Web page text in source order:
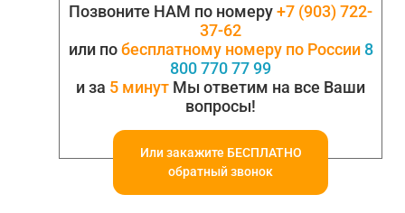
Позвоните НАМ по номеру+7 (903) 722-
37-62
или побесплатному номеру по России 8
800 770 77 99
и за 5 минут Мы ответим на все Ваши
вопросы!
Или закажите БЕСПЛАТНО
обратный звонок